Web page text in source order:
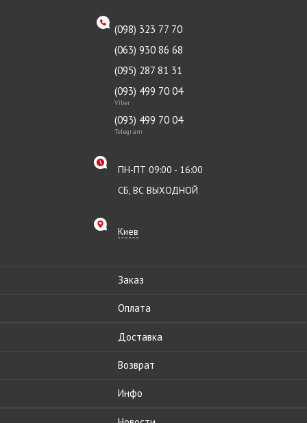
(098) 323 77 70
(063) 930 86 68
(095) 287 81 31
(093) 499 70 04
Viber
(093) 499 70 04
Telegram
ПН-ПТ 09:00 - 16:00
СБ, ВС ВЫХОДНОЙ
Киев
Заказ
Оплата
Доставка
Возврат
Инфо